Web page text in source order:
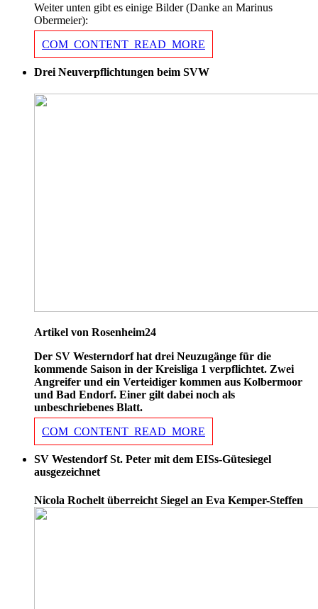
Weiter unten gibt es einige Bilder (Danke an Marinus
Obermeier):
COM_CONTENT_READ_MORE
Drei Neuverpflichtungen beim SVW
Artikel von Rosenheim24
Der SV Westerndorf hat drei Neuzugänge für die
kommende Saison in der Kreisliga 1 verpflichtet. Zwei
Angreifer und ein Verteidiger kommen aus Kolbermoor
und Bad Endorf. Einer gilt dabei noch als
unbeschriebenes Blatt.
COM_CONTENT_READ_MORE
SV Westendorf St. Peter mit dem EISs-Gütesiegel
ausgezeichnet
Nicola Rochelt überreicht Siegel an Eva Kemper-Steffen